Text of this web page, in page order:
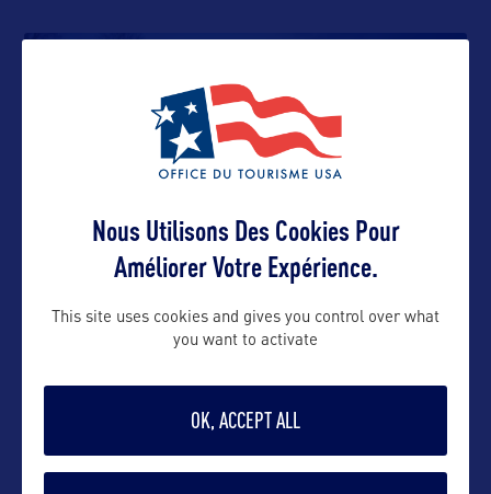
Nous Utilisons Des Cookies Pour
Améliorer Votre Expérience.
This site uses cookies and gives you control over what
you want to activate
OK, ACCEPT ALL